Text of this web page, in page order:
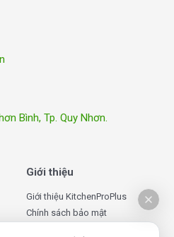
trợ khách hàng 24 giờ một
Bình, Tp. Quy Nhơn.
Giới thiệu
Giới thiệu KitchenProPlus
Chính sách bảo mật